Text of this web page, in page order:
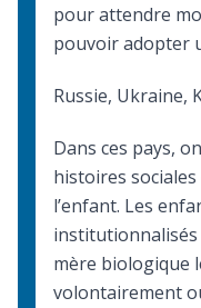
pour attendre
pouvoir adopter
Russie, Ukraine,
Dans ces pays,
histoires sociales
l’enfant. Les
institutionnalisés
mère biologique
volontairement